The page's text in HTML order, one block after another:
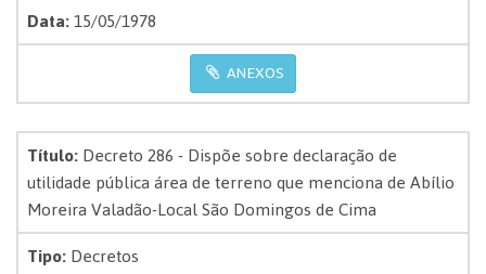
Data:15/05/1978
ANEXOS
Título:Decreto 286 - Dispõe sobre declaração de
utilidade pública área de terreno que menciona de Abílio
Moreira Valadão-Local São Domingos de Cima
Tipo:Decretos